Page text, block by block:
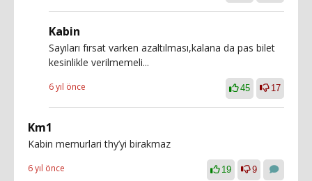
Kabin
Sayıları fırsat varken azaltılması,kalana da pas bilet
kesinlikle verilmemeli...
6 yıl önce 45 17
Km1
Kabin memurlari thy’yi birakmaz
6 yıl önce 19 9